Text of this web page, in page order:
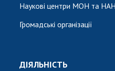
Наукові центри МОН та НАН
Громадські організації
ДІЯЛЬНІСТЬ